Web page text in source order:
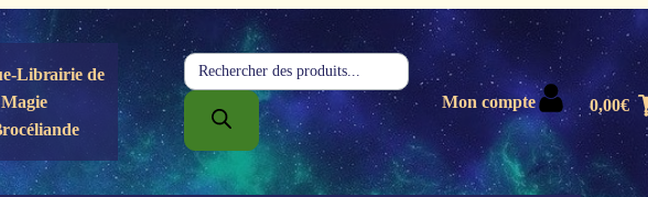
Librairie de
Magie
Recherche
de
produits
Mon compte 0,00€